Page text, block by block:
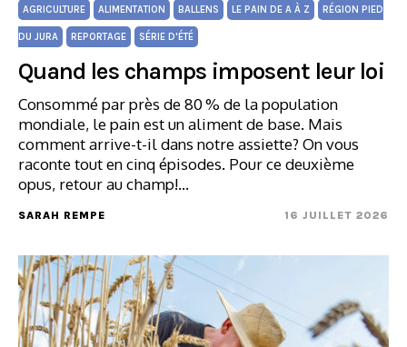
AGRICULTURE ALIMENTATION BALLENS LE PAIN DE A À Z RÉGION PIED
DU JURA REPORTAGE SÉRIE D'ÉTÉ
Quand les champs imposent leur loi
Consommé par près de 80 % de la population
mondiale, le pain est un aliment de base. Mais
comment arrive-t-il dans notre assiette? On vous
raconte tout en cinq épisodes. Pour ce deuxième
opus, retour au champ!…
SARAH REMPE 16 JUILLET 2026